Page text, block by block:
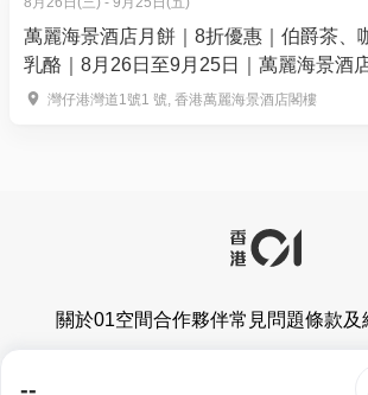
【01空間獨家$199起 兒童滾軸溜冰體
教練比例：體驗班教練學生人數比
及前行。如參加者已懂得以上技考，
--
萬麗海景酒店月餅｜8折優惠｜伯爵茶、
乳酪｜8月26日至9月25日｜萬麗海景酒
灣仔港灣道1號1 號, 香港萬麗海景酒店閣樓
關於01空間合作夥伴常見問題條款及